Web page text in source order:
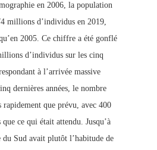
en 2006, la population
millions d’individus en 2019,
2005. Ce chiffre a été gonflé
d’individus sur les cinq
à l’arrivée massive
dernières années, le nombre
rapidement que prévu, avec 400
ce qui était attendu. Jusqu’à
du Sud avait plutôt l’habitude de